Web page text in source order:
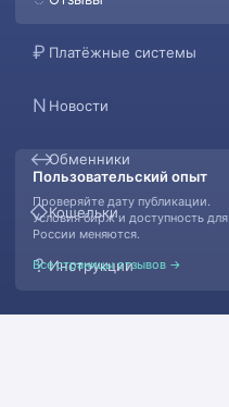
₽ Платёжные системы
N Новости
↔Обменники
◇Кошельки
? Инструкции
Пользовательский опыт
Проверяйте дату публикации.
Условия бирж и доступность для
России меняются.
Все страницы отзывов →